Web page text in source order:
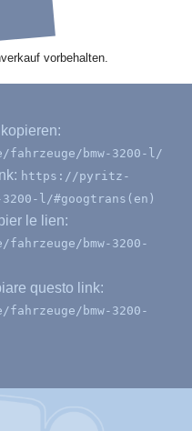
vorbehalten.
kopieren:
bmw-3200-l/
https://pyritz-
l/#googtrans(en)
le lien:
bmw-3200-
questo link:
bmw-3200-